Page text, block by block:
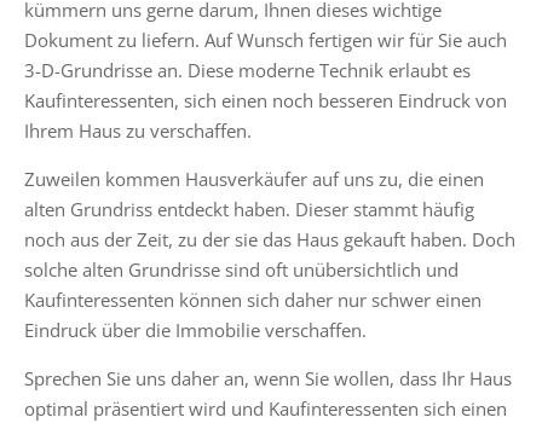
kümmern uns gerne darum, Ihnen dieses wichtige
Dokument zu liefern. Auf Wunsch fertigen wir für Sie auch
3-D-Grundrisse an. Diese moderne Technik erlaubt es
Kaufinteressenten, sich einen noch besseren Eindruck von
Ihrem Haus zu verschaffen.
Zuweilen kommen Hausverkäufer auf uns zu, die einen
alten Grundriss entdeckt haben. Dieser stammt häufig
noch aus der Zeit, zu der sie das Haus gekauft haben. Doch
solche alten Grundrisse sind oft unübersichtlich und
Kaufinteressenten können sich daher nur schwer einen
Eindruck über die Immobilie verschaffen.
Sprechen Sie uns daher an, wenn Sie wollen, dass Ihr Haus
optimal präsentiert wird und Kaufinteressenten sich einen